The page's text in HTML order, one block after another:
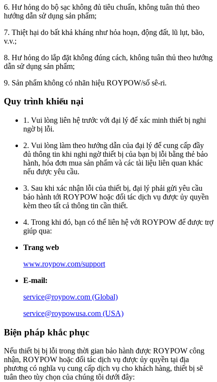
6. Hư hỏng do bộ sạc không đủ tiêu chuẩn, không tuân thủ theo
hướng dẫn sử dụng sản phẩm;
7. Thiệt hại do bất khả kháng như hỏa hoạn, động đất, lũ lụt, bão,
v.v.;
8. Hư hỏng do lắp đặt không đúng cách, không tuân thủ theo hướng
dẫn sử dụng sản phẩm;
9. Sản phẩm không có nhãn hiệu ROYPOW/số sê-ri.
Quy trình khiếu nại
1. Vui lòng liên hệ trước với đại lý để xác minh thiết bị nghi
ngờ bị lỗi.
2. Vui lòng làm theo hướng dẫn của đại lý để cung cấp đầy
đủ thông tin khi nghi ngờ thiết bị của bạn bị lỗi bằng thẻ bảo
hành, hóa đơn mua sản phẩm và các tài liệu liên quan khác
nếu được yêu cầu.
3. Sau khi xác nhận lỗi của thiết bị, đại lý phải gửi yêu cầu
bảo hành tới ROYPOW hoặc đối tác dịch vụ được ủy quyền
kèm theo tất cả thông tin cần thiết.
4. Trong khi đó, bạn có thể liên hệ với ROYPOW để được trợ
giúp qua:
Trang web
www.roypow.com/support
E-mail:
service@roypow.com (Global)
service@roypowusa.com (USA)
Biện pháp khắc phục
Nếu thiết bị bị lỗi trong thời gian bảo hành được ROYPOW công
nhận, ROYPOW hoặc đối tác dịch vụ được ủy quyền tại địa
phương có nghĩa vụ cung cấp dịch vụ cho khách hàng, thiết bị sẽ
tuân theo tùy chọn của chúng tôi dưới đây: